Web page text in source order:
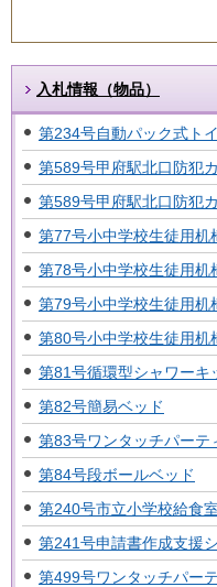
入札情報（物品）
第234号自動パック式ト
第589号甲府駅北口防犯
第589号甲府駅北口防犯
第77号小中学校生徒用机
第78号小中学校生徒用机
第79号小中学校生徒用机
第80号小中学校生徒用机
第81号循環型シャワーキ
第82号簡易ベッド
第83号ワンタッチパーテ
第84号段ボールベッド
第240号市立小学校給食
第241号申請書作成支援
第499号ワンタッチパー